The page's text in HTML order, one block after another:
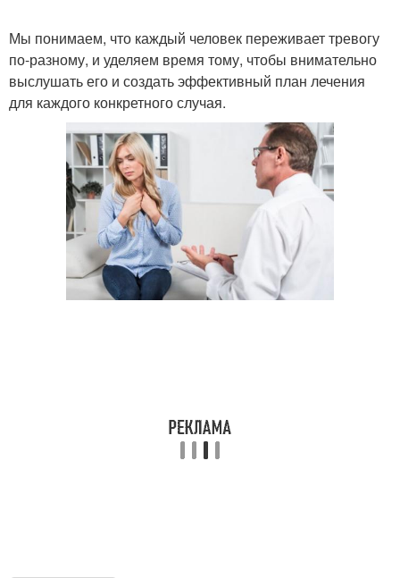
Мы понимаем, что каждый человек переживает тревогу
по-разному, и уделяем время тому, чтобы внимательно
выслушать его и создать эффективный план лечения
для каждого конкретного случая.